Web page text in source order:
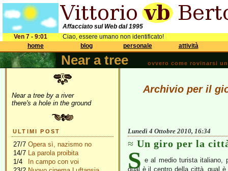
Affacciato sul Web dal 1995
Ven 7 - 9:01
Ciao, essere umano non identificato!
home
blog personale attività
Near a tree ovvero come rovinarsi
Near a tree by a river
there's a hole in the ground
ULTIMI POST
27/7 Opera sì, nazismo no
14/7 La parola proibita
1/4
In campo con voi
Archivio per il
Lunedì 4 Ottobre 2010, 16:34
Un giro per la
S e al medio turista italiano,
qual è il centro della città, qual